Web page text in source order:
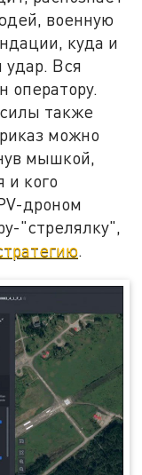
военную
куда и
Вся
оператору.
также
можно
мышкой,
и кого
дроном
"стрелялку",
.